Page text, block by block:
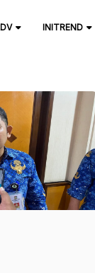
INITREND